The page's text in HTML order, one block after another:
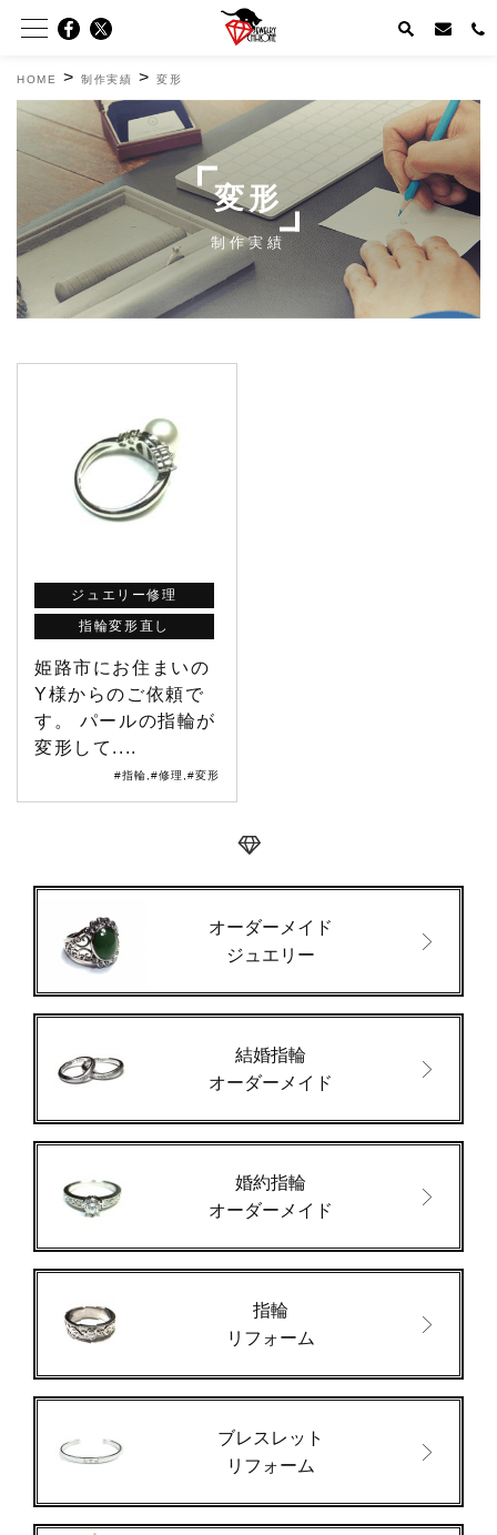
HOME >制作実績 >変形
変形
制作実績
ジュエリー修理
指輪変形直し
姫路市にお住まいの
Y様からのご依頼で
す。 パールの指輪が
変形して....
#指輪 #修理 #変形
オーダーメイド
ジュエリー
結婚指輪
オーダーメイド
婚約指輪
オーダーメイド
指輪
リフォーム
ブレスレット
リフォーム